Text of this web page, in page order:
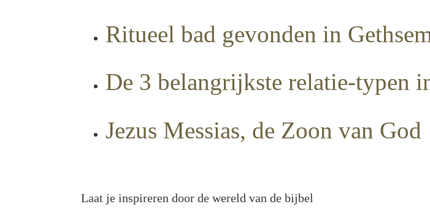
Ritueel bad gevonden in
De 3 belangrijkste relatie-typen
Jezus Messias, de Zoon van God
Laat je inspireren door de wereld van de bijbel